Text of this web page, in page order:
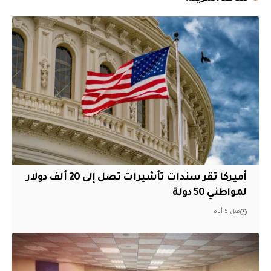
أميركا تقر سندات تأشيرات تصل إلى 20 ألف دولار
لمواطني 50 دولة
قبل 5 أيام